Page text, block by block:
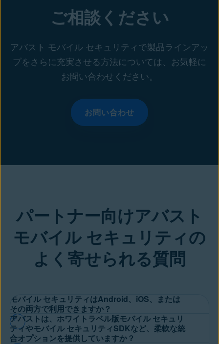
ご相談ください
アバスト モバイル セキュリティで製品ラインアッ
プをさらに充実させる方法については、お気軽に
お問い合わせください。
お問い合わせ
パートナー向けアバスト
モバイル セキュリティの
よく寄せられる質問
モバイル セキュリティはAndroid、iOS、または
その両方で利用できますか？
アバスト モバイル セキュリティは Android と iOS の両方で利用
でき、必要な箇所に各オペレーティングシステムを保護するため
アバストは、ホワイトラベル版モバイル セキュリ
ティやモバイル セキュリティSDKなど、柔軟な統
合オプションを提供していますか？